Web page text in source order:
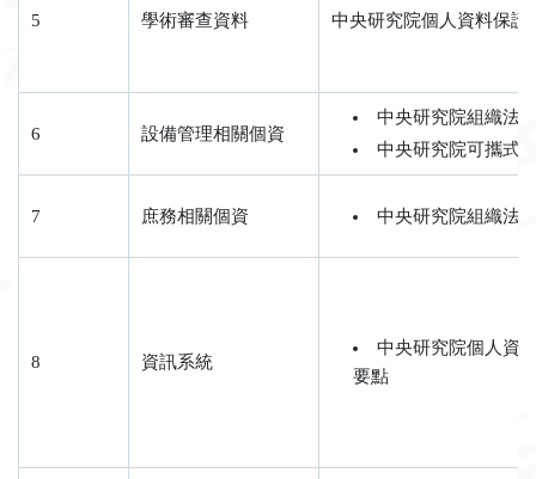
5 學術審查資料 中央研究院個人資料保
6 設備管理相關個資
中央研究院組織法
中央研究院可攜式
7 庶務相關個資 中央研究院組織法
8 資訊系統
中央研究院個人資
要點